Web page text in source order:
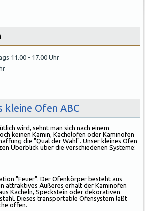
11.00 - 17.00 Uhr
kleine Ofen ABC
wird, sehnt man sich nach einem
keinen Kamin, Kachelofen oder Kaminofen
die "Qual der Wahl". Unser kleines Ofen
Überblick über die verschiedenen Systeme:
"Feuer". Der Ofenkörper besteht aus
attraktives Äußeres erhält der Kaminofen
Kacheln, Speckstein oder dekorativen
Dieses transportable Ofensystem läßt
offen.